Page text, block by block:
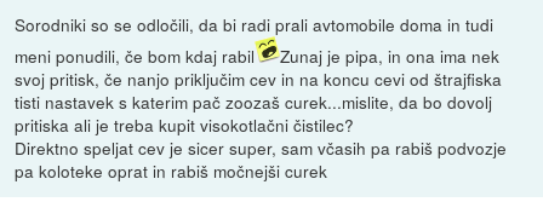
Sorodniki so se odločili, da bi radi prali avtomobile doma in tudi
meni ponudili, če bom kdaj rabil
Zunaj je pipa, in ona ima nek
svoj pritisk, če nanjo priključim cev in na koncu cevi od štrajfiska
tisti nastavek s katerim pač zoozaš curek...mislite, da bo dovolj
pritiska ali je treba kupit visokotlačni čistilec?
Direktno speljat cev je sicer super, sam včasih pa rabiš podvozje
pa koloteke oprat in rabiš močnejši curek